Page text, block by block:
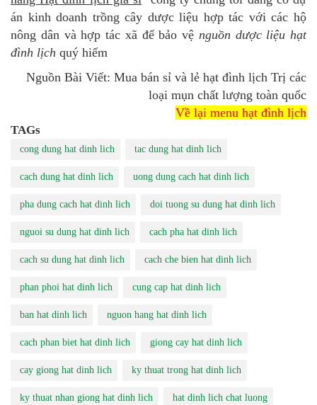
án kinh doanh trồng cây dược liệu hợp tác với các hộ
nông dân và hợp tác xã để bảo vệ nguồn dược liệu hạt
đình lịch quý hiếm
Nguồn Bài Viết: Mua bán sỉ và lẻ hạt đình lịch Trị các
loại mụn chất lượng toàn quốc
Về lại menu hạt đình lịch
TAGs
cong dung hat dinh lich tac dung hat dinh lich
cach dung hat dinh lich uong dung cach hat dinh lich
pha dung cach hat dinh lich doi tuong su dung hat dinh lich
nguoi su dung hat dinh lich cach pha hat dinh lich
cach su dung hat dinh lich cach che bien hat dinh lich
phan phoi hat dinh lich cung cap hat dinh lich
ban hat dinh lich nguon hang hat dinh lich
cach phan biet hat dinh lich giong cay hat dinh lich
cay giong hat dinh lich ky thuat trong hat dinh lich
ky thuat nhan giong hat dinh lich hat dinh lich chat luong